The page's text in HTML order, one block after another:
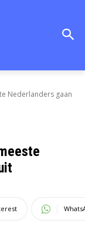
Nederlanders gaan